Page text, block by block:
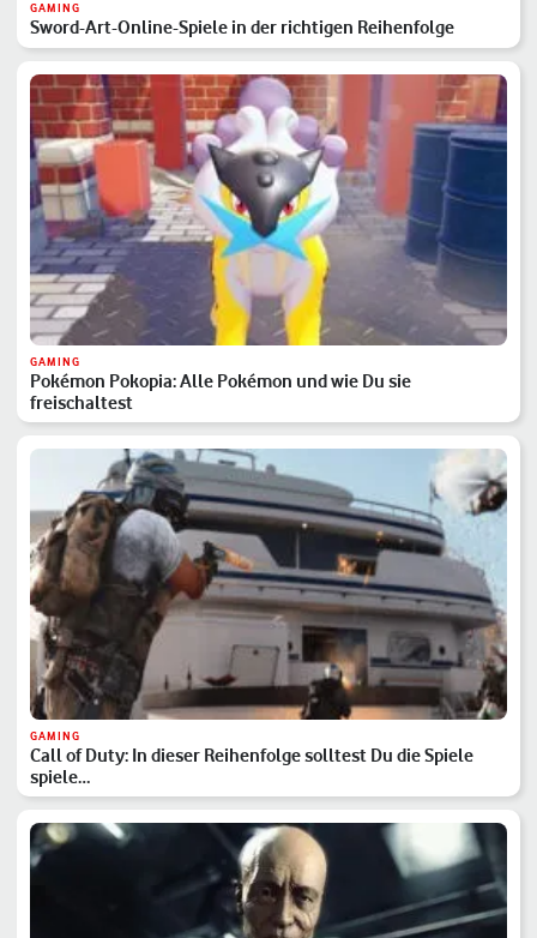
GAMING
Sword-Art-Online-Spiele in der richtigen Reihenfolge
GAMING
Pokémon Pokopia: Alle Pokémon und wie Du sie
freischaltest
GAMING
Call of Duty: In dieser Reihenfolge solltest Du die Spiele
spiele…